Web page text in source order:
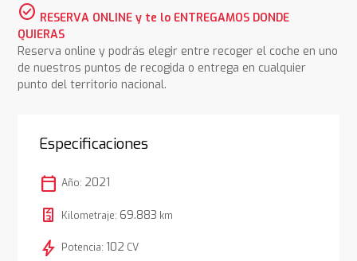
check_circle RESERVA ONLINE y te lo ENTREGAMOS DONDE
QUIERAS
Reserva online y podrás elegir entre recoger el coche en uno
de nuestros puntos de recogida o entrega en cualquier
punto del territorio nacional.
Especificaciones
calendar_today Año: 2021
Kilometraje: 69.883 km
bolt Potencia: 102 CV